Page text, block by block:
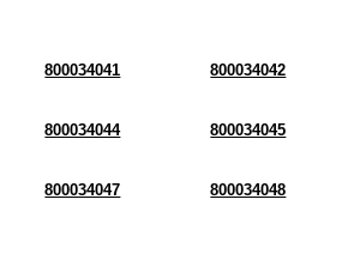
800034041 800034042
800034044 800034045
800034047 800034048